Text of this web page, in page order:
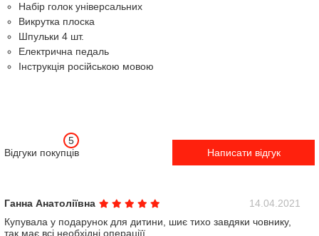
Набір голок універсальних
Викрутка плоска
Шпульки 4 шт.
Електрична педаль
Інструкція російською мовою
Відгуки покупців
5
Написати відгук
Ганна Анатоліївна
14.04.2021
Купувала у подарунок для дитини, шиє тихо завдяки човнику,
так має всі необхідні операціїї